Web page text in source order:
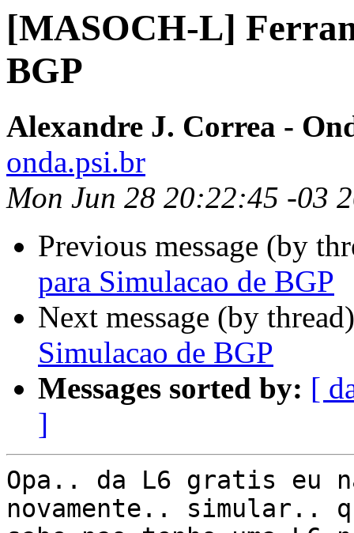
[MASOCH-L]
BGP
Alexandre J. Correa -
onda.psi.br
Mon Jun 28 20:22:45 -03
Previous message (by
para Simulacao de BGP
Next message (by
Simulacao de BGP
Messages sorted by: [
]
Opa.. da L6 gratis eu
novamente.. simular..